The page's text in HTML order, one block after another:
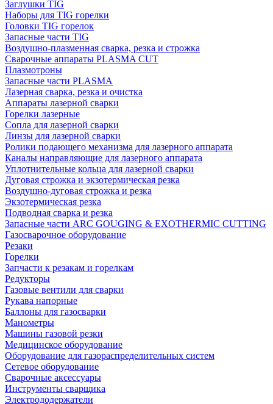
Заглушки TIG
Наборы для TIG горелки
Головки TIG горелок
Запасные части TIG
Воздушно-плазменная сварка, резка и строжка
Сварочные аппараты PLASMA CUT
Плазмотроны
Запасные части PLASMA
Лазерная сварка, резка и очистка
Аппараты лазерной сварки
Горелки лазерные
Сопла для лазерной сварки
Линзы для лазерной сварки
Ролики подающего механизма для лазерного аппарата
Каналы направляющие для лазерного аппарата
Уплотнительные кольца для лазерной сварки
Дуговая строжка и экзотермическая резка
Воздушно-дуговая строжка и резка
Экзотермическая резка
Подводная сварка и резка
Запасные части ARC GOUGING & EXOTHERMIC CUTTING
Газосварочное оборудование
Резаки
Горелки
Запчасти к резакам и горелкам
Редукторы
Газовые вентили для сварки
Рукава напорные
Баллоны для газосварки
Манометры
Машины газовой резки
Медицинское оборудование
Оборудование для газораспределительных систем
Сетевое оборудование
Сварочные аксессуары
Инструменты сварщика
Электрододержатели